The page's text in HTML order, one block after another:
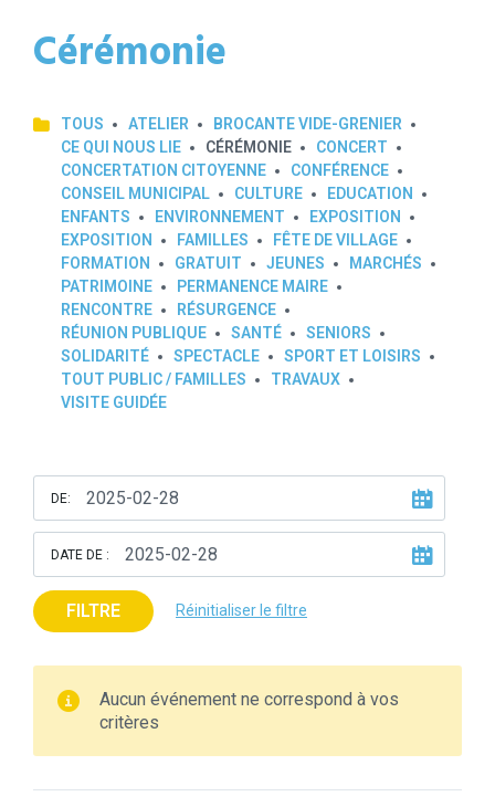
Cérémonie
TOUS ATELIER
BROCANTE VIDE-GRENIER
CE QUI NOUS LIE
CÉRÉMONIE
CONCERT
CONCERTATION CITOYENNE
CONFÉRENCE
CONSEIL MUNICIPAL
CULTURE
EDUCATION
ENFANTS
ENVIRONNEMENT
EXPOSITION
EXPOSITION
FAMILLES
FÊTE DE VILLAGE
FORMATION
GRATUIT JEUNES
MARCHÉS
PATRIMOINE
PERMANENCE MAIRE
RENCONTRE
RÉSURGENCE
RÉUNION PUBLIQUE
SANTÉ
SENIORS
SOLIDARITÉ
SPECTACLE
SPORT ET LOISIRS
TOUT PUBLIC / FAMILLES
TRAVAUX
VISITE GUIDÉE
DE:
DATE DE :
FILTRE Réinitialiser le filtre
Aucun événement ne correspond à vos
critères